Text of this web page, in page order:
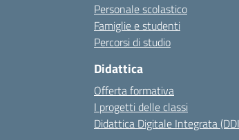
Personale scolastico
Famiglie e studenti
Percorsi di studio
Didattica
Offerta formativa
I progetti delle classi
Didattica Digitale Integrata